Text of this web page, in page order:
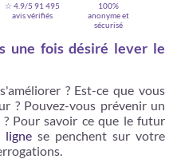
☆ 4.9/5 91 495
avis vérifiés
100%
anonyme et
sécurisé
une fois désiré lever le
? Est-ce que vous
? Pouvez-vous prévenir un
Pour savoir ce que le futur
ligne se penchent sur votre